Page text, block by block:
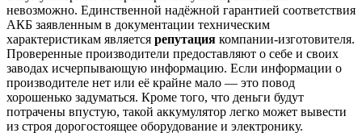
невозможно. Единственной надёжной гарантией соответствия
АКБ заявленным в документации техническим
характеристикам является репутация компании-изготовителя.
Проверенные производители предоставляют о себе и своих
заводах исчерпывающую информацию. Если информации о
производителе нет или её крайне мало — это повод
хорошенько задуматься. Кроме того, что деньги будут
потрачены впустую, такой аккумулятор легко может вывести
из строя дорогостоящее оборудование и электронику.